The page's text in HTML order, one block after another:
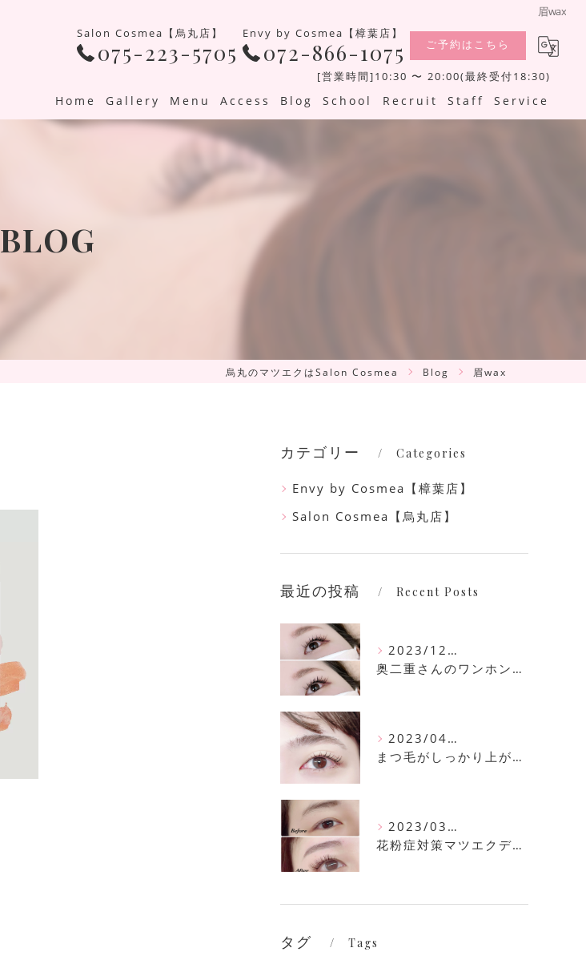
眉wax
Salon Cosmea【烏丸店】
075-223-5705
Envy by Cosmea【樟葉店】
072-866-1075 ご予約はこちら
[営業時間]10:30 〜 20:00(最終受付18:30)
Home Gallery Menu Access Blog School Recruit Staff Service
BLOG
烏丸のマツエクはSalon Cosmea Blog 眉wax
カテゴリー Categories
Envy by Cosmea【樟葉店】
Salon Cosmea【烏丸店】
最近の投稿 Recent Posts
2023/12/16
奥二重さんのワンホンマツエク
2023/04/11
まつ毛がしっかり上がるまつ毛パーマ
2023/03/30
花粉症対策マツエクデザイン
タグ Tags